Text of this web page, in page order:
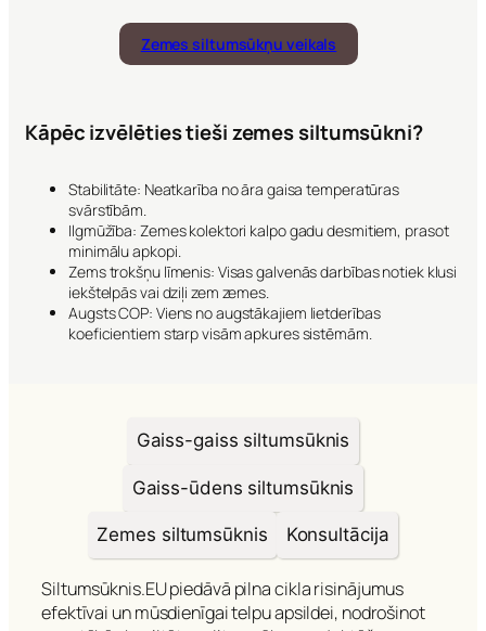
Zemes siltumsūkņu veikals
Kāpēc izvēlēties tieši zemes siltumsūkni?
Stabilitāte: Neatkarība no āra gaisa temperatūras
svārstībām.
Ilgmūžība: Zemes kolektori kalpo gadu desmitiem, prasot
minimālu apkopi.
Zems trokšņu līmenis: Visas galvenās darbības notiek klusi
iekštelpās vai dziļi zem zemes.
Augsts COP: Viens no augstākajiem lietderības
koeficientiem starp visām apkures sistēmām.
Gaiss-gaiss siltumsūknis
Gaiss-ūdens siltumsūknis
Zemes siltumsūknis Konsultācija
Siltumsūknis.EU piedāvā pilna cikla risinājumus
efektīvai un mūsdienīgai telpu apsildei, nodrošinot